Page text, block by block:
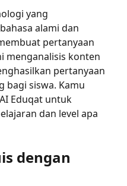
yang
alami dan
pertanyaan
menganalisis konten
pertanyaan
bagi siswa. Kamu
Eduqat untuk
dan level apa
dengan